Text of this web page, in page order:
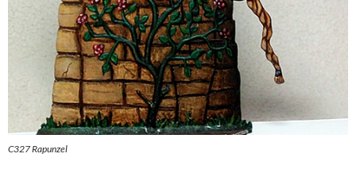
C327 Rapunzel